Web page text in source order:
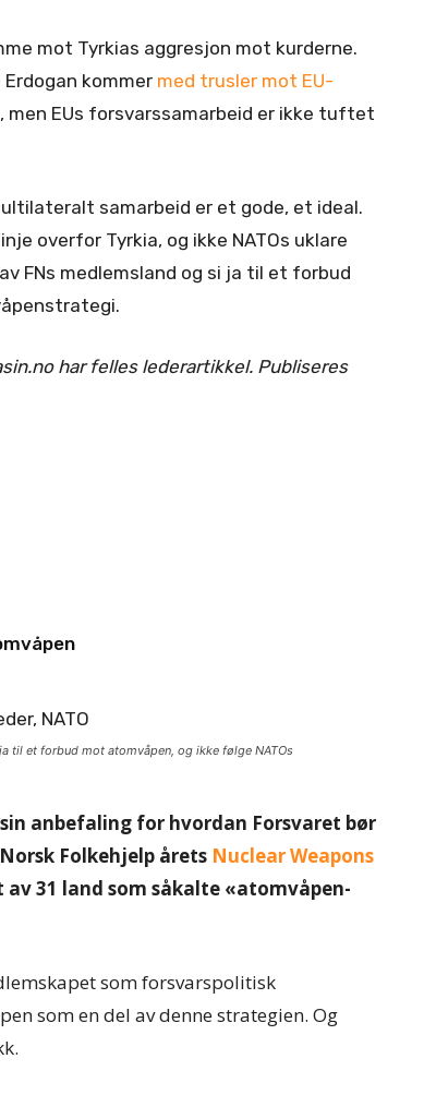
mot Tyrkias aggresjon mot kurderne.
kommer med trusler mot EU-
men EUs forsvarssamarbeid er ikke tuftet
samarbeid er et gode, et ideal.
overfor Tyrkia, og ikke NATOs uklare
FNs medlemsland og si ja til et forbud
har felles lederartikkel. Publiseres
til et forbud mot atomvåpen, og ikke følge NATOs
anbefaling for hvordan Forsvaret bør
Folkehjelp årets Nuclear Weapons
31 land som såkalte «atomvåpen-
som forsvarspolitisk
som en del av denne strategien. Og